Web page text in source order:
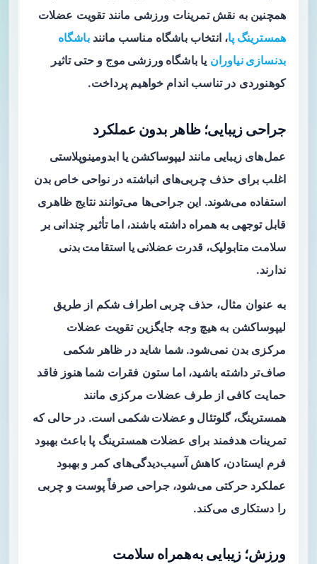
همچنین به نقش تمرینات ورزشی مانند تقویت عضلات
همسترینگ پا، انتخاب باشگاه مناسب مانندباشگاه
بدنسازی نیاوران یاباشگاه ورزشی موج و حتی تاثیر
کوهنوردی در تناسب اندام خواهیم پرداخت.
جراحی زیبایی؛ ظاهر بدون عملکرد
عمل‌های زیبایی مانند لیپوساکشن یا ابدومینوپلاستی
اغلب برای حذف چربی‌های انباشته در نواحی خاص بدن
استفاده می‌شوند. این جراحی‌ها می‌توانند نتایج ظاهری
قابل توجهی به همراه داشته باشند، اما تأثیر چندانی بر
سلامت متابولیک، قدرت عضلانی یا استقامت بدنی
ندارند.
به عنوان مثال، حذف چربی اطراف شکم از طریق
لیپوساکشن به هیچ وجه جایگزین تقویت عضلات
مرکزی بدن نمی‌شود. شما شاید در ظاهر شکمی
صاف‌تر داشته باشید، اما ستون فقرات شما هنوز فاقد
حمایت کافی از طرف عضلات مرکزی مانند
همسترینگ، گلوتئال و عضلات شکمی است. در حالی که
تمرینات هدفمند برای عضلات همسترینگ پا باعث بهبود
فرم ایستادن، کاهش آسیب‌دیدگی‌های کمر و بهبود
عملکرد حرکتی می‌شود، جراحی صرفاً پوست و چربی
را دستکاری می‌کند.
ورزش؛ زیبایی به‌همراه سلامت